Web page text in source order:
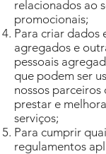
relacionados ao
promocionais;
Para criar dados
agregados e
pessoais
que podem ser
nossos parceiros
prestar e
serviços;
Para cumprir
regulamentos